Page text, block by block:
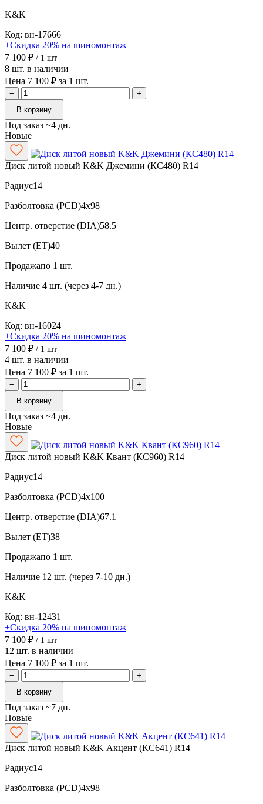
K&K
Код: вн-17666
+Скидка 20% на шиномонтаж
7 100 ₽ / 1 шт
8 шт. в наличии
Цена 7 100 ₽ за 1 шт.
−
+
В корзину
Под заказ ~4 дн.
Новые
Диск литой новый K&K Джемини (КС480) R14
Радиус14
Разболтовка (PCD)4x98
Центр. отверстие (DIA)58.5
Вылет (ET)40
Продажапо 1 шт.
Наличие 4 шт. (через 4-7 дн.)
K&K
Код: вн-16024
+Скидка 20% на шиномонтаж
7 100 ₽ / 1 шт
4 шт. в наличии
Цена 7 100 ₽ за 1 шт.
−
+
В корзину
Под заказ ~4 дн.
Новые
Диск литой новый K&K Квант (КС960) R14
Радиус14
Разболтовка (PCD)4x100
Центр. отверстие (DIA)67.1
Вылет (ET)38
Продажапо 1 шт.
Наличие 12 шт. (через 7-10 дн.)
K&K
Код: вн-12431
+Скидка 20% на шиномонтаж
7 100 ₽ / 1 шт
12 шт. в наличии
Цена 7 100 ₽ за 1 шт.
−
+
В корзину
Под заказ ~7 дн.
Новые
Диск литой новый K&K Акцент (КС641) R14
Радиус14
Разболтовка (PCD)4x98